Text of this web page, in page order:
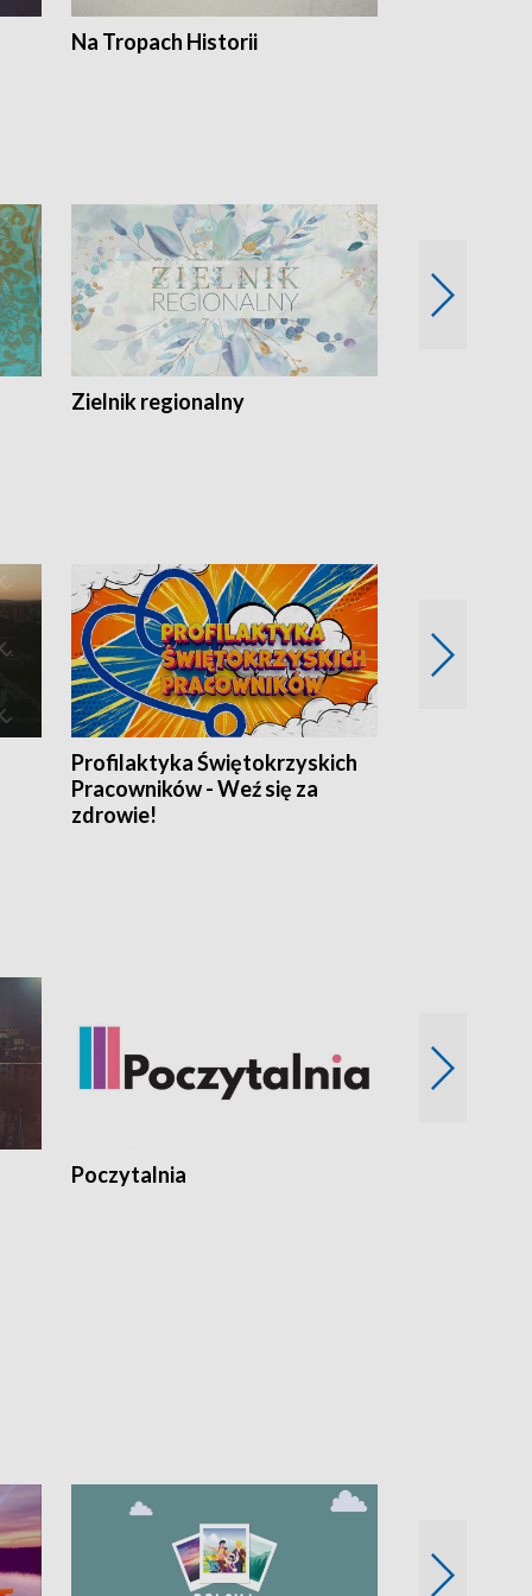
Na Tropach Historii
Zielnik regionalny
Profilaktyka Świętokrzyskich
Pracowników - Weź się za
zdrowie!
Poczytalnia